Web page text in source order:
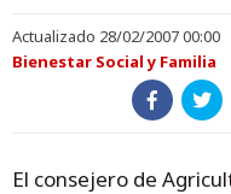
Actualizado 28/02/2007 00:00
Bienestar Social y Familia
El consejero de